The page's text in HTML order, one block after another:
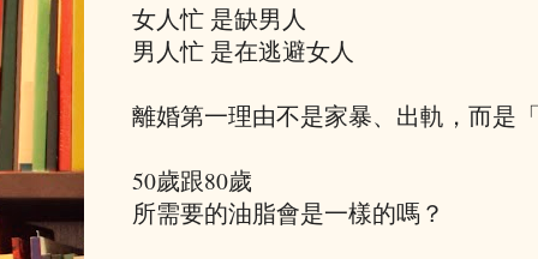
女人忙 是缺男人
男人忙 是在逃避女人
離婚第一理由不是家暴、出軌，而是
50歲跟80歲
所需要的油脂會是一樣的嗎？